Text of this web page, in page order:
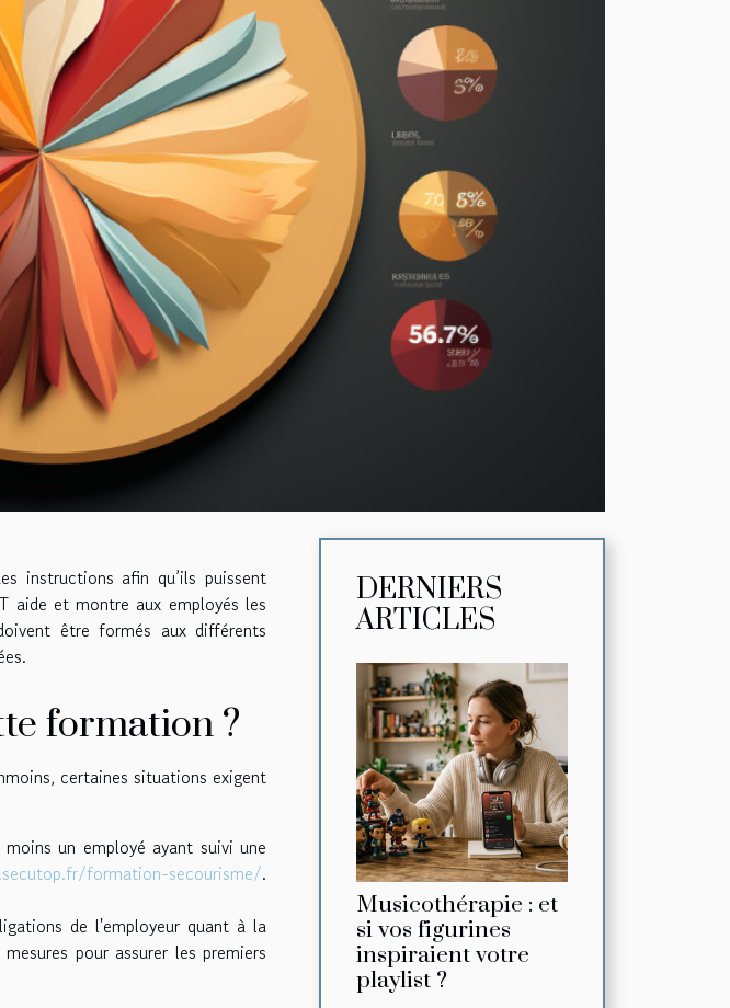
instructions afin qu’ils puissent
aide et montre aux employés les
être formés aux différents
formation ?
certaines situations exigent
un employé ayant suivi une
formation-secourisme/.
de l'employeur quant à la
pour assurer les premiers
DERNIERS
ARTICLES
Musicothérapie : et
si vos figurines
inspiraient votre
playlist ?